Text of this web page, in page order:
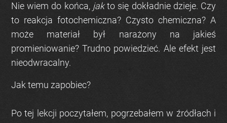
Nie wiem do końca, jakto się dokładnie dzieje. Czy
to reakcja fotochemiczna? Czysto chemiczna? A
może materiał był narażony na jakieś
promieniowanie? Trudno powiedzieć. Ale efekt jest
nieodwracalny.
Jak temu zapobiec?
Po tej lekcji poczytałem, pogrzebałem w źródłach i